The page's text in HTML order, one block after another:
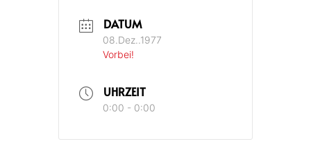
DATUM
08.Dez..1977
Vorbei!
UHRZEIT
0:00 - 0:00